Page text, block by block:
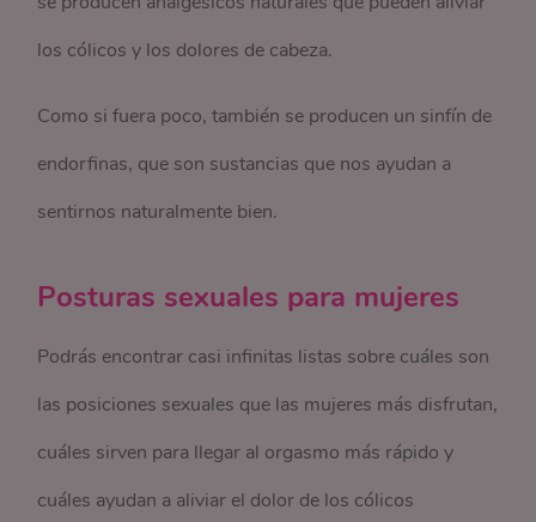
los cólicos y los dolores de cabeza.
Como si fuera poco, también se producen un sinfín de
endorfinas, que son sustancias que nos ayudan a
sentirnos naturalmente bien.
Posturas sexuales para mujeres
Podrás encontrar casi infinitas listas sobre cuáles son
las posiciones sexuales que las mujeres más disfrutan,
cuáles sirven para llegar al orgasmo más rápido y
cuáles ayudan a aliviar el dolor de los cólicos